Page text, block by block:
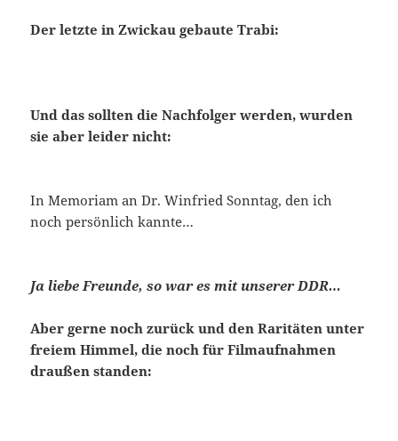
Der letzte in Zwickau gebaute Trabi:
Und das sollten die Nachfolger werden, wurden
sie aber leider nicht:
In Memoriam an Dr. Winfried Sonntag, den ich
noch persönlich kannte…
Ja liebe Freunde, so war es mit unserer DDR…
Aber gerne noch zurück und den Raritäten unter
freiem Himmel, die noch für Filmaufnahmen
draußen standen: